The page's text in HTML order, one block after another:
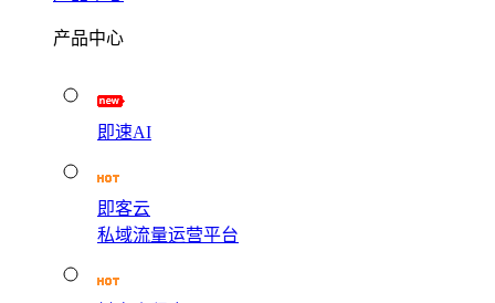
产品中心
即速AI
即客云
私域流量运营平台